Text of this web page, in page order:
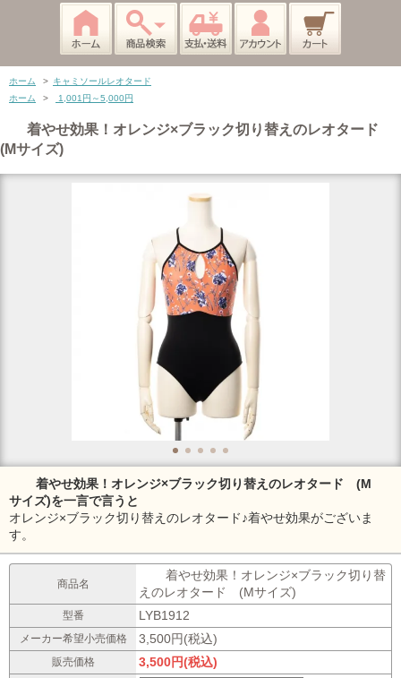
ホーム > キャミソールレオタード
ホーム
> 1,001円～5,000円
着やせ効果！オレンジ×ブラック切り替えのレオタード
(Mサイズ)
着やせ効果！オレンジ×ブラック切り替えのレオタード (M
サイズ)を一言で言うと
オレンジ×ブラック切り替えのレオタード♪着やせ効果がございま
す。
商品名
着やせ効果！オレンジ×ブラック切り替
えのレオタード (Mサイズ)
型番 LYB1912
メーカー希望小売価格 3,500円(税込)
販売価格 3,500円(税込)